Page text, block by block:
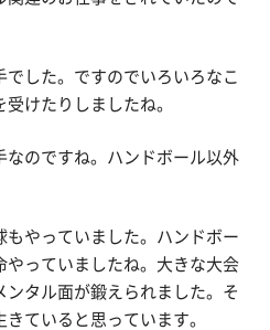
した。ですのでいろいろなこ
けたりしましたね。
のですね。ハンドボール以外
やっていました。ハンドボー
やっていましたね。大きな大会
ンタル面が鍛えられました。そ
ていると思っています。